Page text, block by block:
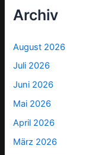
Archiv
August 2026
Juli 2026
Juni 2026
Mai 2026
April 2026
März 2026